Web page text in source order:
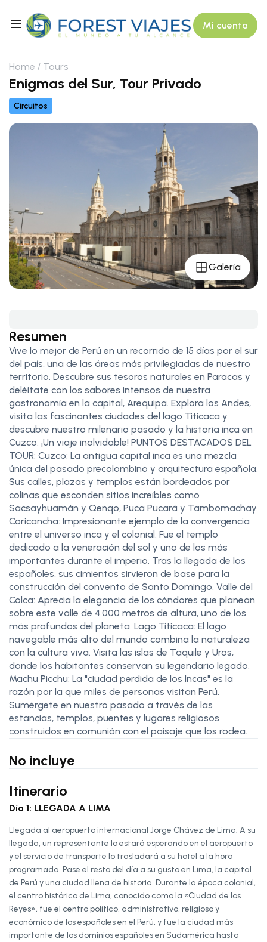
Mi cuenta
Home Tours
Enigmas del Sur, Tour Privado
Circuitos
Galería
Resumen
Vive lo mejor de Perú en un recorrido de 15 días por el sur
del país, una de las áreas más privilegiadas de nuestro
territorio. Descubre sus tesoros naturales en Paracas y
deléitate con los sabores intensos de nuestra
gastronomía en la capital, Arequipa. Explora los Andes,
visita las fascinantes ciudades del lago Titicaca y
descubre nuestro milenario pasado y la historia inca en
Cuzco. ¡Un viaje inolvidable! PUNTOS DESTACADOS DEL
TOUR: Cuzco: La antigua capital inca es una mezcla
única del pasado precolombino y arquitectura española.
Sus calles, plazas y templos están bordeados por
colinas que esconden sitios increíbles como
Sacsayhuamán y Qenqo, Puca Pucará y Tambomachay.
Coricancha: Impresionante ejemplo de la convergencia
entre el universo inca y el colonial. Fue el templo
dedicado a la veneración del sol y uno de los más
importantes durante el imperio. Tras la llegada de los
españoles, sus cimientos sirvieron de base para la
construcción del convento de Santo Domingo. Valle del
Colca: Aprecia la elegancia de los cóndores que planean
sobre este valle de 4.000 metros de altura, uno de los
más profundos del planeta. Lago Titicaca: El lago
navegable más alto del mundo combina la naturaleza
con la cultura viva. Visita las islas de Taquile y Uros,
donde los habitantes conservan su legendario legado.
Machu Picchu: La "ciudad perdida de los Incas" es la
razón por la que miles de personas visitan Perú.
Sumérgete en nuestro pasado a través de las
estancias, templos, puentes y lugares religiosos
construidos en comunión con el paisaje que los rodea.
No incluye
Itinerario
Día 1: LLEGADA A LIMA
Llegada al aeropuerto internacional Jorge Chávez de Lima. A su
llegada, un representante lo estará esperando en el aeropuerto
y el servicio de transporte lo trasladará a su hotel a la hora
programada. Pase el resto del día a su gusto en Lima, la capital
de Perú y una ciudad llena de historia. Durante la época colonial,
el centro histórico de Lima, conocido como la «Ciudad de los
Reyes», fue el centro político, administrativo, religioso y
económico de los españoles en el Perú, y fue la ciudad más
importante de los dominios españoles en Sudamérica hasta